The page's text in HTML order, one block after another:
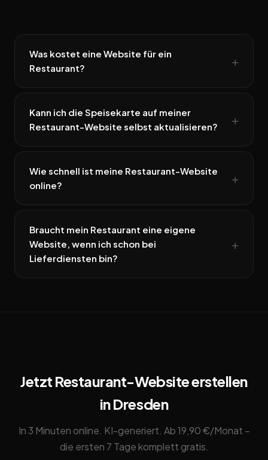
Was kostet eine Website für ein
Restaurant?
Kann ich die Speisekarte auf meiner
Restaurant-Website selbst aktualisieren?
Wie schnell ist meine Restaurant-Website
online?
Braucht mein Restaurant eine eigene
Website, wenn ich schon bei
Lieferdiensten bin?
Jetzt Restaurant-Website erstellen
in Dresden
In 3 Minuten online. KI-generiert. Ab 19,90 €/Monat –
die ersten 7 Tage komplett gratis.